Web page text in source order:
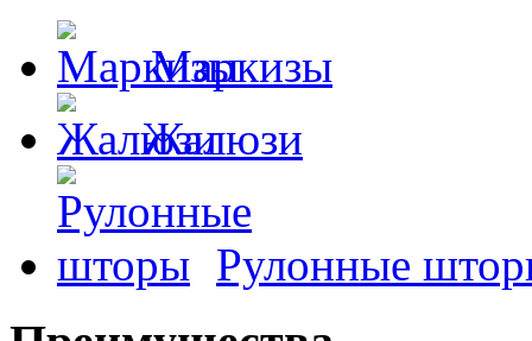
Маркизы
Жалюзи
Рулонные